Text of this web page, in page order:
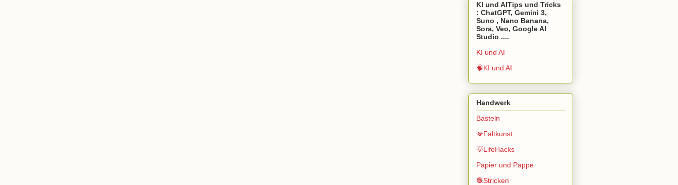
KI und AITips und Tricks
: ChatGPT, Gemini 3,
Suno , Nano Banana,
Sora, Veo, Google AI
Studio ....
KI und AI
🧠KI und AI
Handwerk
Basteln
🪭Faltkunst
💡LifeHacks
Papier und Pappe
🧶Stricken